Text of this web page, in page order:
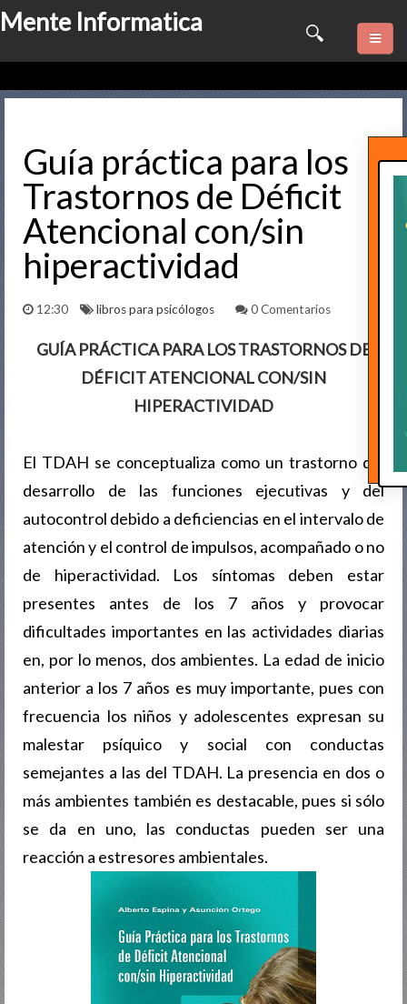
Mente Informatica
Quienes somos
Consulta Online
Software
Marketing
Contactame
Guía práctica para los
Trastornos de Déficit
Atencional con/sin
hiperactividad
12:30 libros para psicólogos 0 Comentarios
GUÍA PRÁCTICA PARA LOS TRASTORNOS DE
DÉFICIT ATENCIONAL CON/SIN
HIPERACTIVIDAD
El TDAH se conceptualiza como un trastorno del
desarrollo de las funciones ejecutivas y del
autocontrol debido a deficiencias en el intervalo de
atención y el control de impulsos, acompañado o no
de hiperactividad. Los síntomas deben estar
presentes antes de los 7 años y provocar
dificultades importantes en las actividades diarias
en, por lo menos, dos ambientes. La edad de inicio
anterior a los 7 años es muy importante, pues con
frecuencia los niños y adolescentes expresan su
malestar psíquico y social con conductas
semejantes a las del TDAH. La presencia en dos o
más ambientes también es destacable, pues si sólo
se da en uno, las conductas pueden ser una
reacción a estresores ambientales.